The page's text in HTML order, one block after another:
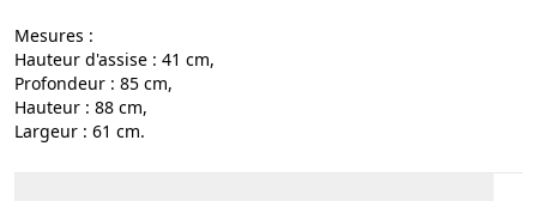
Mesures :
Hauteur d'assise : 41 cm,
Profondeur : 85 cm,
Hauteur : 88 cm,
Largeur : 61 cm.